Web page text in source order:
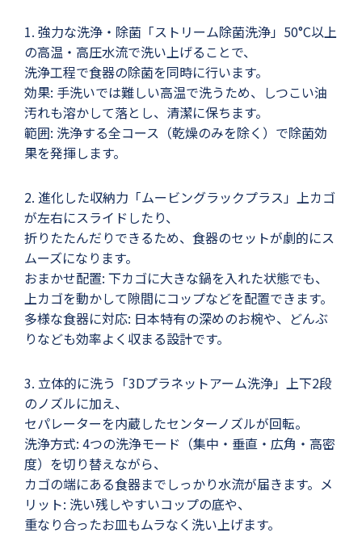
1. 強力な洗浄・除菌「ストリーム除菌洗浄」50°C以上
の高温・高圧水流で洗い上げることで、
洗浄工程で食器の除菌を同時に行います。
効果: 手洗いでは難しい高温で洗うため、しつこい油
汚れも溶かして落とし、清潔に保ちます。
範囲: 洗浄する全コース（乾燥のみを除く）で除菌効
果を発揮します。
2. 進化した収納力「ムービングラックプラス」上カゴ
が左右にスライドしたり、
折りたたんだりできるため、食器のセットが劇的にス
ムーズになります。
おまかせ配置: 下カゴに大きな鍋を入れた状態でも、
上カゴを動かして隙間にコップなどを配置できます。
多様な食器に対応: 日本特有の深めのお椀や、どんぶ
りなども効率よく収まる設計です。
3. 立体的に洗う「3Dプラネットアーム洗浄」上下2段
のノズルに加え、
セパレーターを内蔵したセンターノズルが回転。
洗浄方式: 4つの洗浄モード（集中・垂直・広角・高密
度）を切り替えながら、
カゴの端にある食器までしっかり水流が届きます。メ
リット: 洗い残しやすいコップの底や、
重なり合ったお皿もムラなく洗い上げます。